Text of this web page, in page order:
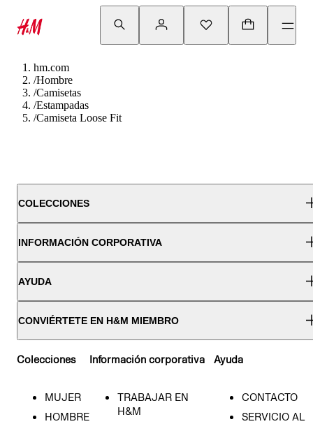
hm.com
/Hombre
/Camisetas
/Estampadas
/Camiseta Loose Fit
COLECCIONES
INFORMACIÓN CORPORATIVA
AYUDA
CONVIÉRTETE EN H&M MIEMBRO
Colecciones
MUJER
HOMBRE
Información corporativa
TRABAJAR EN
H&M
Ayuda
CONTACTO
SERVICIO AL